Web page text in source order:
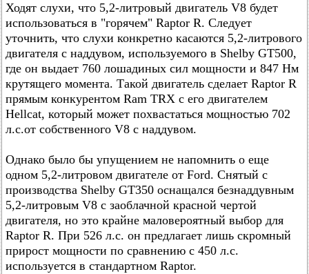
Ходят слухи, что 5,2-литровый двигатель V8 будет
использоваться в "горячем" Raptor R. Следует
уточнить, что слухи конкретно касаются 5,2-литрового
двигателя с наддувом, используемого в Shelby GT500,
где он выдает 760 лошадиных сил мощности и 847 Нм
крутящего момента. Такой двигатель сделает Raptor R
прямым конкурентом Ram TRX с его двигателем
Hellcat, который может похвастаться мощностью 702
л.с.от собственного V8 с наддувом.
Однако было бы упущением не напомнить о еще
одном 5,2-литровом двигателе от Ford. Снятый с
производства Shelby GT350 оснащался безнаддувным
5,2-литровым V8 с заоблачной красной чертой
двигателя, но это крайне маловероятный выбор для
Raptor R. При 526 л.с. он предлагает лишь скромный
прирост мощности по сравнению с 450 л.с.
используется в стандартном Raptor.